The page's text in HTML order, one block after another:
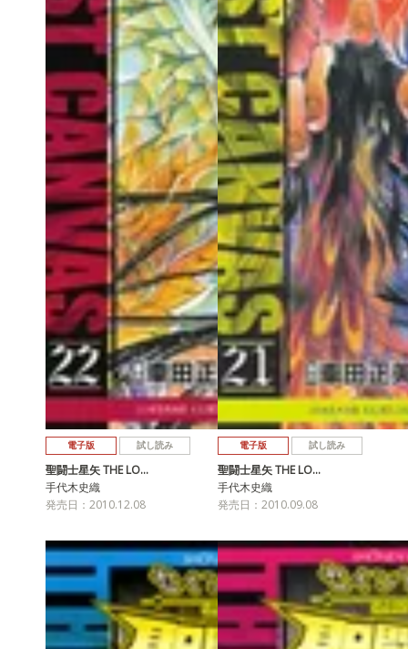
電子版 試し読み
聖闘士星矢 THE LO…
手代木史織
発売日：2010.12.08
電子版 試し読み
聖闘士星矢 THE LO…
手代木史織
発売日：2010.09.08